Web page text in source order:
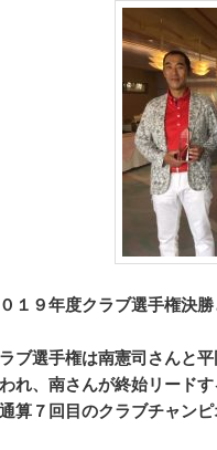
１９年度クラブ選手権決勝
ブ選手権は南憲司さんと
れ、南さんが終始リード
算７回目のクラブチャンピ